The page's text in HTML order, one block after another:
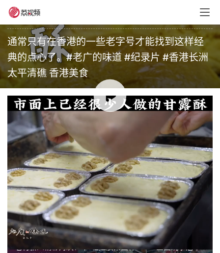
老广的味道 •
通常只有在香港的一些老字号才能找到这样经
典的点心了。#老广的味道 #纪录片 #香港长洲
太平清礁 香港美食
00:00 / 00:39
赞(0)
生成海报 0
『龙舟水』来袭 警惕体内湿气重 常按4个穴位健脾祛湿效
果好
上一篇 2026年5月30日 20:29
老将新人精彩对决！“广轻控股集团杯”2026全国跳水冠军